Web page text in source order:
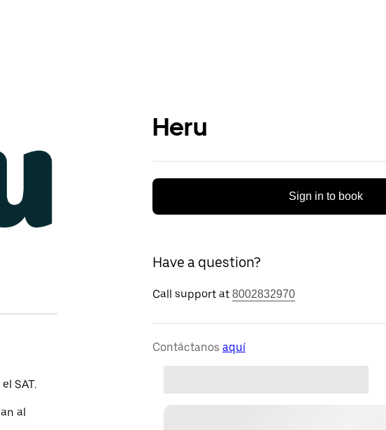
SAT.
al
Heru
Sign in to book
Have a question?
Call support at 8002832970
Contáctanos aquí